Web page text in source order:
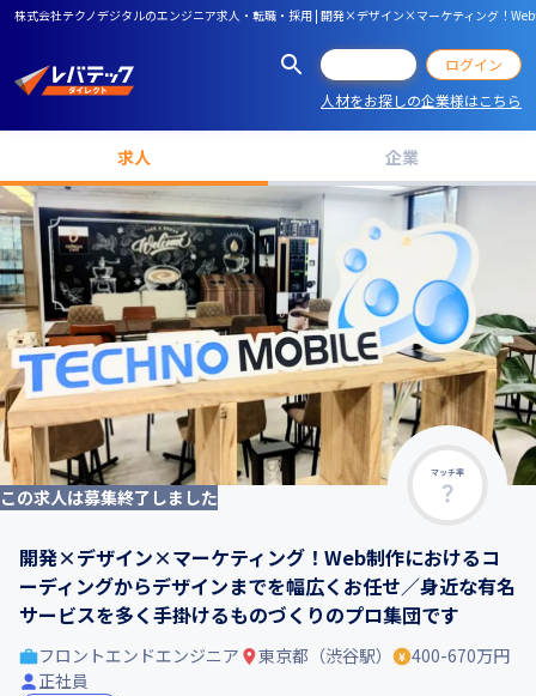
株式会社テクノデジタルのエンジニア求人・転職・採用 | 開発×デザイン×マーケティング！
ログイン
人材をお探しの企業様はこちら
求人 企業
マッチ率
この求人は募集終了しました
開発×デザイン×マーケティング！Web制作におけるコ
ーディングからデザインまでを幅広くお任せ／身近な有名
サービスを多く手掛けるものづくりのプロ集団です
フロントエンドエンジニア 東京都（渋谷駅）
400-670万円
正社員